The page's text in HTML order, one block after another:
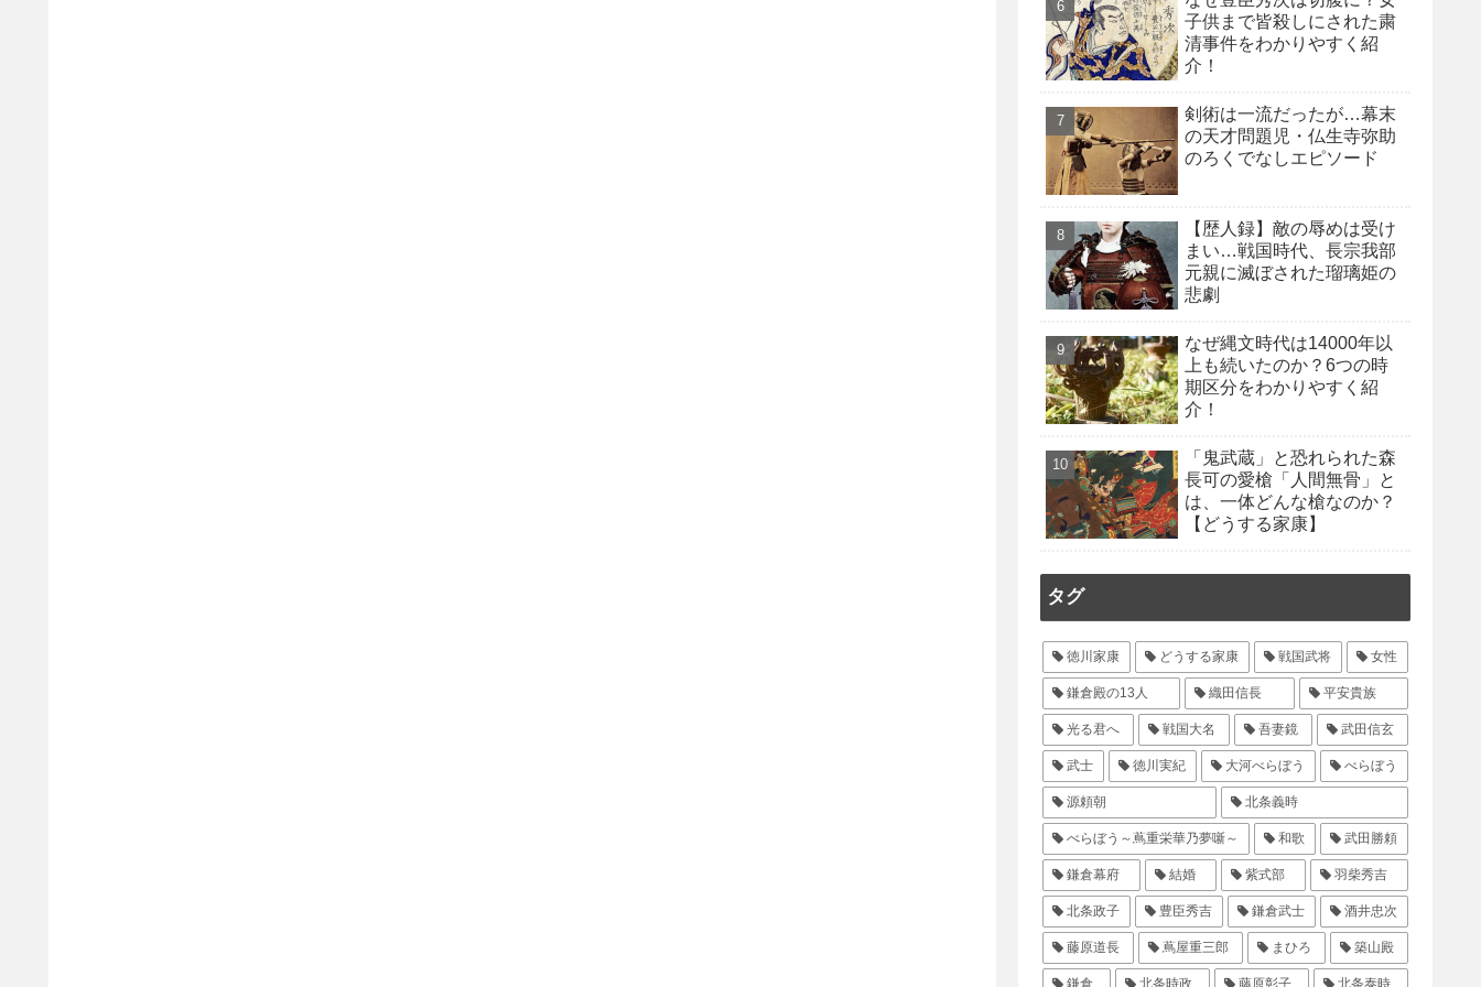
子供まで皆殺しにされた粛
清事件をわかりやすく紹
介！
剣術は一流だったが…幕末
の天才問題児・仏生寺弥助
のろくでなしエピソード
【歴人録】敵の辱めは受け
まい…戦国時代、長宗我部
元親に滅ぼされた瑠璃姫の
悲劇
なぜ縄文時代は14000年以
上も続いたのか？6つの時
期区分をわかりやすく紹
介！
「鬼武蔵」と恐れられた森
長可の愛槍「人間無骨」と
は、一体どんな槍なのか？
【どうする家康】
タグ
徳川家康 どうする家康 戦国武将 女性
鎌倉殿の13人 織田信長 平安貴族
光る君へ 戦国大名 吾妻鏡 武田信玄
武士 徳川実紀 大河べらぼう べらぼう
源頼朝 北条義時
べらぼう～蔦重栄華乃夢噺～ 和歌 武田勝頼
鎌倉幕府 結婚 紫式部 羽柴秀吉
北条政子 豊臣秀吉 鎌倉武士 酒井忠次
藤原道長 蔦屋重三郎 まひろ 築山殿
鎌倉 北条時政 藤原彰子 北条泰時